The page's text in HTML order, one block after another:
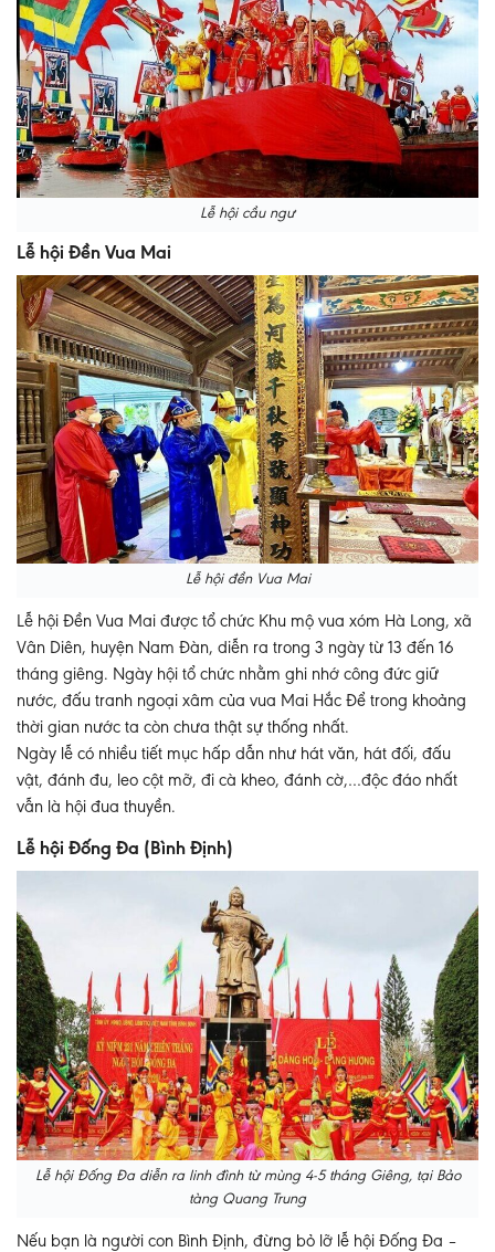
Lễ hội cầu ngư
Lễ hội Đền Vua Mai
Lễ hội đền Vua Mai
Lễ hội Đền Vua Mai được tổ chức Khu mộ vua xóm Hà Long, xã
Vân Diên, huyện Nam Đàn, diễn ra trong 3 ngày từ 13 đến 16
tháng giêng. Ngày hội tổ chức nhằm ghi nhớ công đức giữ
nước, đấu tranh ngoại xâm của vua Mai Hắc Để trong khoảng
thời gian nước ta còn chưa thật sự thống nhất.
Ngày lễ có nhiều tiết mục hấp dẫn như hát văn, hát đối, đấu
vật, đánh đu, leo cột mỡ, đi cà kheo, đánh cờ,…độc đáo nhất
vẫn là hội đua thuyền.
Lễ hội Đống Đa (Bình Định)
Lễ hội Đống Đa diễn ra linh đình từ mùng 4-5 tháng Giêng, tại Bảo
tàng Quang Trung
Nếu bạn là người con Bình Định, đừng bỏ lỡ lễ hội Đống Đa –